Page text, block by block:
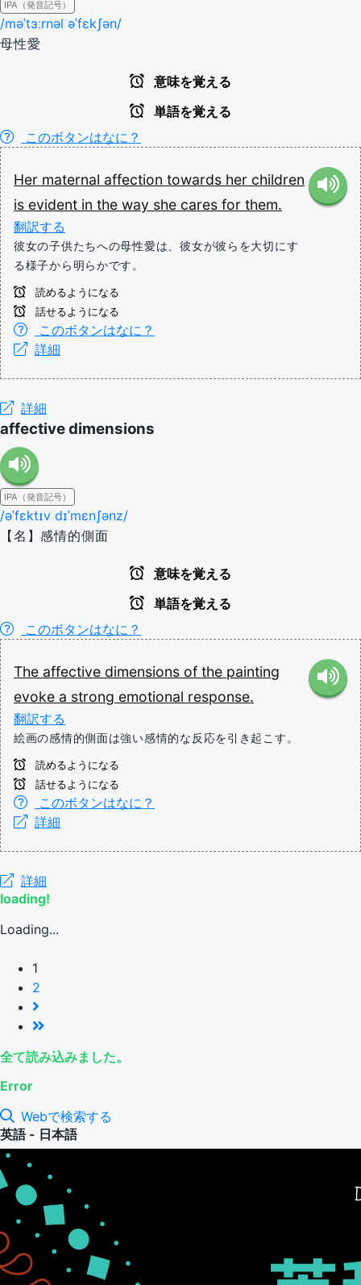
IPA（発音記号）
/məˈtɜːrnəl əˈfɛkʃən/
母性愛
意味を覚える
単語を覚える
このボタンはなに？
Her maternal affection towards her children
is evident in the way she cares for them.
翻訳する
彼女の子供たちへの母性愛は、彼女が彼らを大切にす
る様子から明らかです。
読めるようになる
話せるようになる
このボタンはなに？
詳細
詳細
affective dimensions
IPA（発音記号）
/əˈfɛktɪv dɪˈmɛnʃənz/
【名】感情的側面
意味を覚える
単語を覚える
このボタンはなに？
The affective dimensions of the painting
evoke a strong emotional response.
翻訳する
絵画の感情的側面は強い感情的な反応を引き起こす。
読めるようになる
話せるようになる
このボタンはなに？
詳細
詳細
loading!
Loading...
1
2
全て読み込みました。
Error
Webで検索する
英語 - 日本語